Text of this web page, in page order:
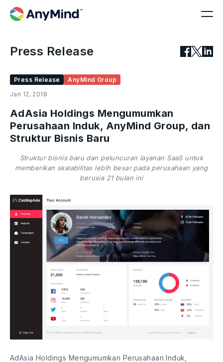
Press Release
Press Release
AnyMind Group
Jan 12, 2018
AdAsia Holdings Mengumumkan
Perusahaan Induk, AnyMind Group, dan
Struktur Bisnis Baru
Struktur bisnis baru dan peluncuran layanan SaaS untuk
memberikan skalabilitas lebih besar pada perusahaan yang
berusia 21 bulan ini
AdAsia Holdings Mengumumkan Perusahaan Induk,